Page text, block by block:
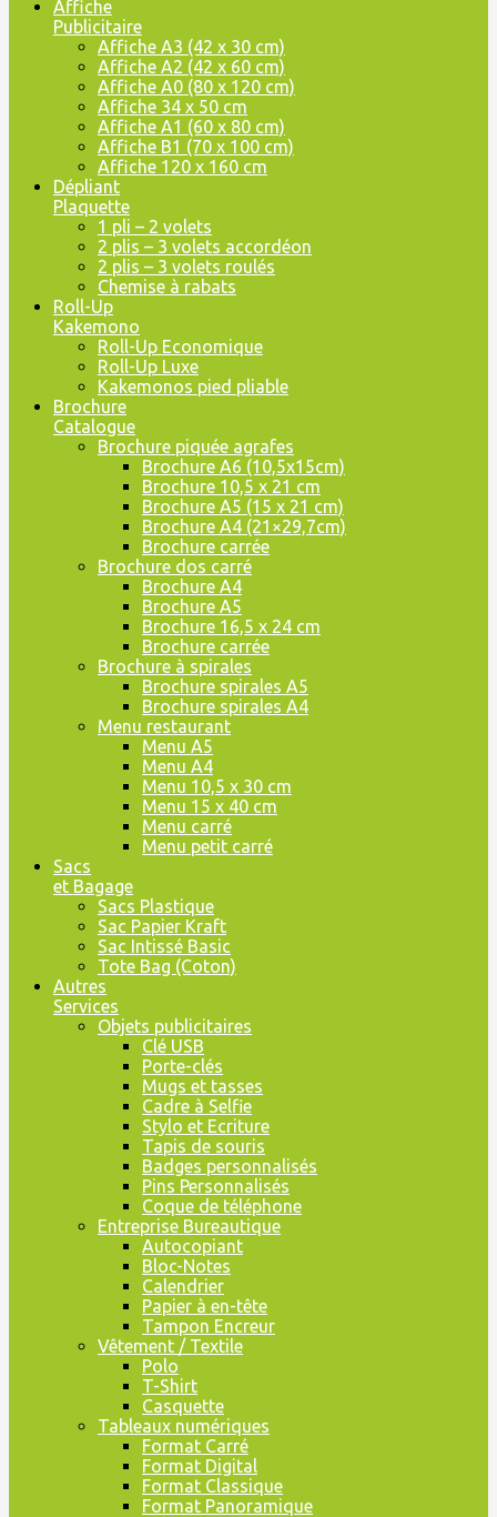
Affiche
Publicitaire
Affiche A3 (42 x 30 cm)
Affiche A2 (42 x 60 cm)
Affiche A0 (80 x 120 cm)
Affiche 34 x 50 cm
Affiche A1 (60 x 80 cm)
Affiche B1 (70 x 100 cm)
Affiche 120 x 160 cm
Dépliant
Plaquette
1 pli – 2 volets
2 plis – 3 volets accordéon
2 plis – 3 volets roulés
Chemise à rabats
Roll-Up
Kakemono
Roll-Up Economique
Roll-Up Luxe
Kakemonos pied pliable
Brochure
Catalogue
Brochure piquée agrafes
Brochure A6 (10,5x15cm)
Brochure 10,5 x 21 cm
Brochure A5 (15 x 21 cm)
Brochure A4 (21×29,7cm)
Brochure carrée
Brochure dos carré
Brochure A4
Brochure A5
Brochure 16,5 x 24 cm
Brochure carrée
Brochure à spirales
Brochure spirales A5
Brochure spirales A4
Menu restaurant
Menu A5
Menu A4
Menu 10,5 x 30 cm
Menu 15 x 40 cm
Menu carré
Menu petit carré
Sacs
et Bagage
Sacs Plastique
Sac Papier Kraft
Sac Intissé Basic
Tote Bag (Coton)
Autres
Services
Objets publicitaires
Clé USB
Porte-clés
Mugs et tasses
Cadre à Selfie
Stylo et Ecriture
Tapis de souris
Badges personnalisés
Pins Personnalisés
Coque de téléphone
Entreprise Bureautique
Autocopiant
Bloc-Notes
Calendrier
Papier à en-tête
Tampon Encreur
Vêtement / Textile
Polo
T-Shirt
Casquette
Tableaux numériques
Format Carré
Format Digital
Format Classique
Format Panoramique